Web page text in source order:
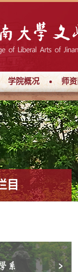
学院概况 师
目
系